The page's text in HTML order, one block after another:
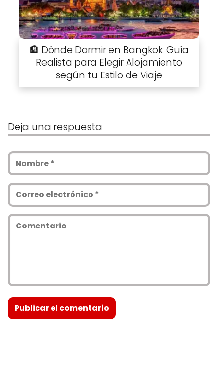
🏨 Dónde Dormir en Bangkok: Guía
Realista para Elegir Alojamiento
según tu Estilo de Viaje
Deja una respuesta